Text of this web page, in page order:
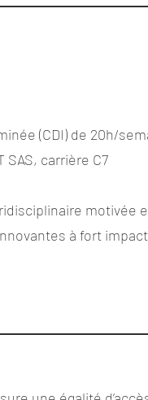
(CDI) de 20h/
SAS, carrière C7
motivée
à fort